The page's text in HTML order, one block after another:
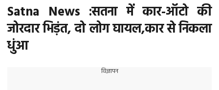
Satna News :सतना में कार-ऑटो की
जोरदार भिड़ंत, दो लोग घायल,कार से निकला
धुंआ
विज्ञापन